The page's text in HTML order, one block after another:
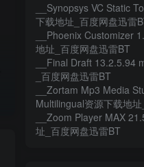
__Synopsys VC Static
下载地址_百度网盘迅雷
__Phoenix Customizer
地址_百度网盘迅雷BT
__Final Draft 13.2.5.94
_百度网盘迅雷BT
__Zortam Mp3 Media
Multilingual资源下载地
__Zoom Player MAX
址_百度网盘迅雷BT